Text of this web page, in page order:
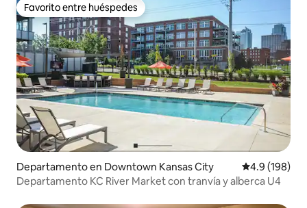
Favorito entre huéspedes
Favorito entre huéspedes
Departamento en Downtown Kansas City Calificación
4.9 (198)
Departamento KC River Market con tranvía y alberca U4